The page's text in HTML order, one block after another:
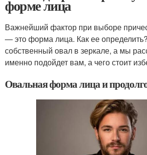
форме лица
Важнейший фактор при выборе
— это форма лица. Как ее
собственный овал в зеркале, а мы
именно подойдет вам, а чего стоит
Овальная форма лица и